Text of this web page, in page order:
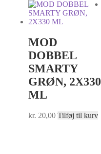
MOD
DOBBEL
SMARTY
GRØN, 2X330
ML
kr. 20,00 Tilføj til kurv